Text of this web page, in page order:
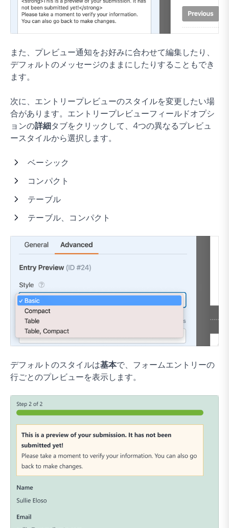
また、プレビュー通知をお好みに合わせて編集したり、
デフォルトのメッセージのままにしたりすることもでき
ます。
次に、エントリープレビューのスタイルを変更したい場
合があります。エントリープレビューフィールドオプシ
ョンの詳細タブをクリックして、4つの異なるプレビュ
ースタイルから選択します。
ベーシック
コンパクト
テーブル
テーブル、コンパクト
デフォルトのスタイルは基本で、フォームエントリーの
行ごとのプレビューを表示します。